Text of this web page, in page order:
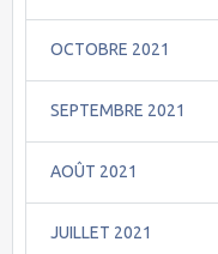
OCTOBRE 2021
SEPTEMBRE 2021
AOÛT 2021
JUILLET 2021